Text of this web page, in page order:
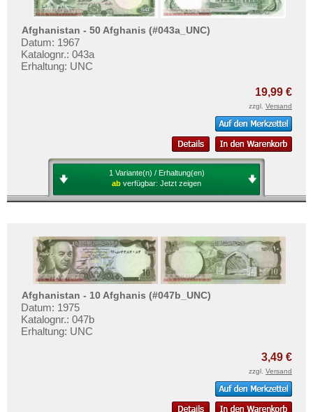
Turkmenistan
Usbekistan
Vereinigte Arabische Emirate
Vietnam
Afghanistan - 50 Afghanis (#043a_UNC)
Datum: 1967
Katalognr.: 043a
Erhaltung: UNC
19,99 €
zzgl. Versand
1 Variante(n) / Erhaltung(en)
ab verfügbar: Jetzt zeigen
Afghanistan - 10 Afghanis (#047b_UNC)
Datum: 1975
Katalognr.: 047b
Erhaltung: UNC
3,49 €
zzgl. Versand